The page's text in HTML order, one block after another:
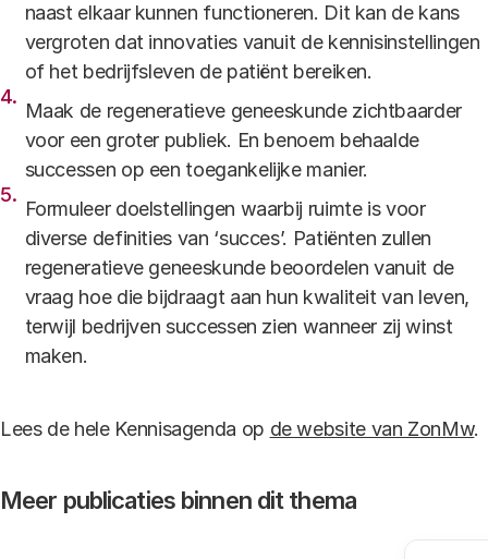
naast elkaar kunnen functioneren. Dit kan de kans
vergroten dat innovaties vanuit de kennisinstellingen
of het bedrijfsleven de patiënt bereiken.
Maak de regeneratieve geneeskunde zichtbaarder
voor een groter publiek. En benoem behaalde
successen op een toegankelijke manier.
Formuleer doelstellingen waarbij ruimte is voor
diverse definities van ‘succes’. Patiënten zullen
regeneratieve geneeskunde beoordelen vanuit de
vraag hoe die bijdraagt aan hun kwaliteit van leven,
terwijl bedrijven successen zien wanneer zij winst
maken.
Lees de hele Kennisagenda op de website van ZonMw.
Meer publicaties binnen dit thema